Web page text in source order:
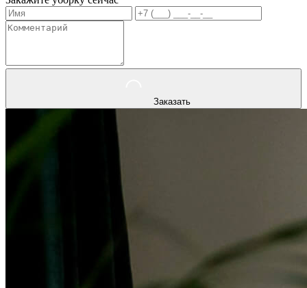
Заказать